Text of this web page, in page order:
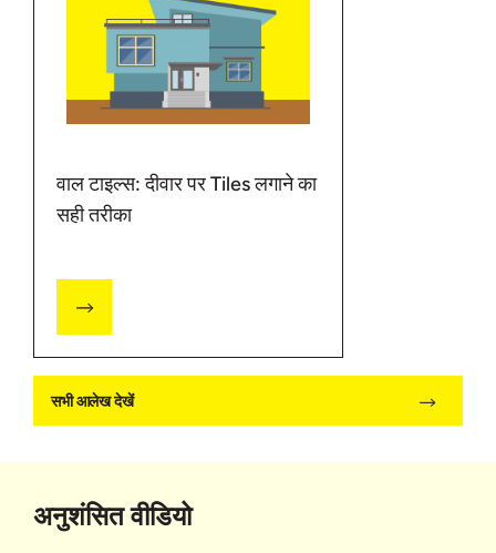
वाल टाइल्स: दीवार पर Tiles लगाने का
सही तरीका
सभी आलेख देखें
अनुशंसित वीडियो